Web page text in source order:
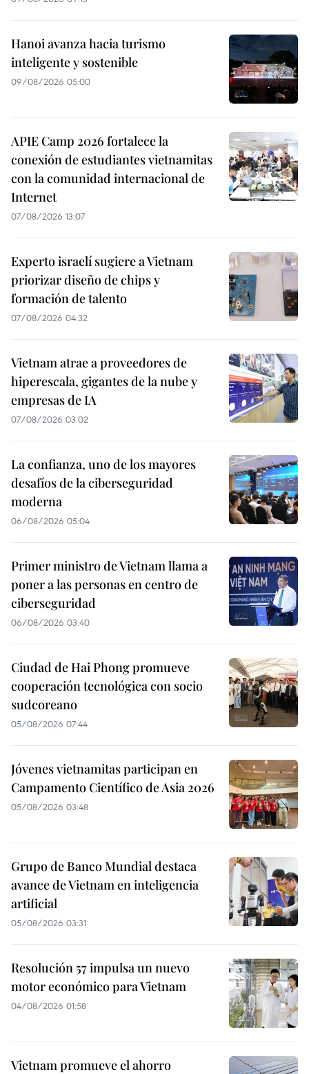
Hanoi avanza hacia turismo
inteligente y sostenible
09/08/2026 05:00
APIE Camp 2026 fortalece la
conexión de estudiantes vietnamitas
con la comunidad internacional de
Internet
07/08/2026 13:07
Experto israelí sugiere a Vietnam
priorizar diseño de chips y
formación de talento
07/08/2026 04:32
Vietnam atrae a proveedores de
hiperescala, gigantes de la nube y
empresas de IA
07/08/2026 03:02
La confianza, uno de los mayores
desafíos de la ciberseguridad
moderna
06/08/2026 05:04
Primer ministro de Vietnam llama a
poner a las personas en centro de
ciberseguridad
06/08/2026 03:40
Ciudad de Hai Phong promueve
cooperación tecnológica con socio
sudcoreano
05/08/2026 07:44
Jóvenes vietnamitas participan en
Campamento Científico de Asia 2026
05/08/2026 03:48
Grupo de Banco Mundial destaca
avance de Vietnam en inteligencia
artificial
05/08/2026 03:31
Resolución 57 impulsa un nuevo
motor económico para Vietnam
04/08/2026 01:58
Vietnam promueve el ahorro